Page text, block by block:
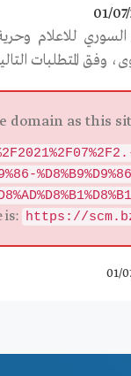
01/
السوري للاعلام
وفق المتطلبات
domain as this
is: https://
01/